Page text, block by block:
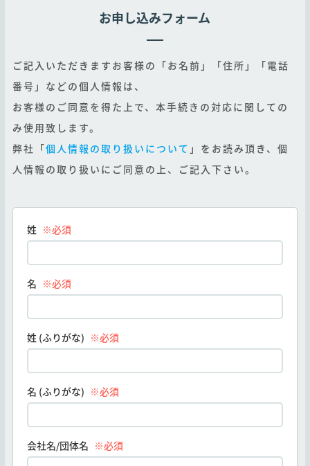
お申し込みフォーム
ご記入いただきますお客様の「お名前」「住所」「電話
番号」などの個人情報は、
お客様のご同意を得た上で、本手続きの対応に関しての
み使用致します。
弊社「個人情報の取り扱いについて 」をお読み頂き、個
人情報の取り扱いにご同意の上、ご記入下さい。
姓 ※必須
名 ※必須
姓 (ふりがな) ※必須
名 (ふりがな) ※必須
会社名/団体名 ※必須